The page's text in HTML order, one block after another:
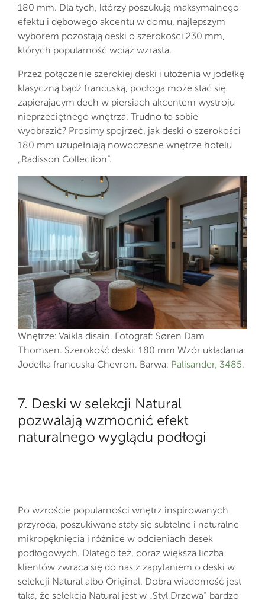
180 mm. Dla tych, którzy poszukują maksymalnego
efektu i dębowego akcentu w domu, najlepszym
wyborem pozostają deski o szerokości 230 mm,
których popularność wciąż wzrasta.
Przez połączenie szerokiej deski i ułożenia w jodełkę
klasyczną bądź francuską, podłoga może stać się
zapierającym dech w piersiach akcentem wystroju
nieprzeciętnego wnętrza. Trudno to sobie
wyobrazić? Prosimy spojrzeć, jak deski o szerokości
180 mm uzupełniają nowoczesne wnętrze hotelu
„Radisson Collection”.
Wnętrze: Vaikla disain. Fotograf: Søren Dam
Thomsen. Szerokość deski: 180 mm Wzór układania:
Jodełka francuska Chevron. Barwa: Palisander, 3485.
7. Deski w selekcji Natural
pozwalają wzmocnić efekt
naturalnego wyglądu podłogi
Po wzroście popularności wnętrz inspirowanych
przyrodą, poszukiwane stały się subtelne i naturalne
mikropęknięcia i różnice w odcieniach desek
podłogowych. Dlatego też, coraz większa liczba
klientów zwraca się do nas z zapytaniem o deski w
selekcji Natural albo Original. Dobra wiadomość jest
taka, że selekcja Natural jest w „Styl Drzewa” bardzo